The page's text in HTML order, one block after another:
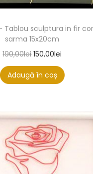
Tablou sculptura in fir
sarma 15x20cm
190,00lei 150,00lei
Adaugă în coș